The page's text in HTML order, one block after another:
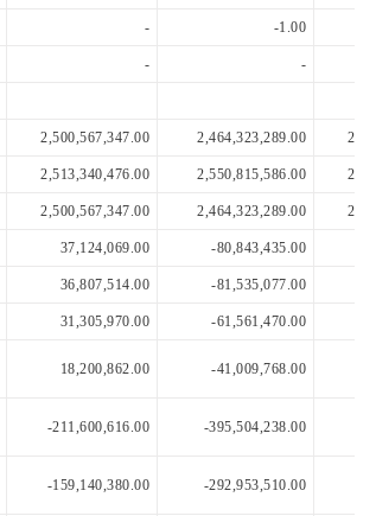
- -1.00
- -
2,500,567,347.00 2,464,323,289.00
2,513,340,476.00 2,550,815,586.00
2,500,567,347.00 2,464,323,289.00
37,124,069.00 -80,843,435.00
36,807,514.00 -81,535,077.00
31,305,970.00 -61,561,470.00
18,200,862.00 -41,009,768.00
-211,600,616.00 -395,504,238.00
-159,140,380.00 -292,953,510.00